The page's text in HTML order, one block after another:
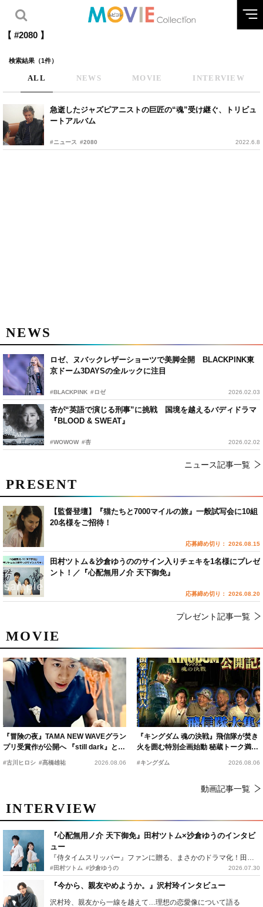
【 #2080 】
検索結果（1件）
ALL NEWS MOVIE INTERVIEW
急逝したジャズピアニストの巨匠の“魂”受け継ぐ、トリビュ
ートアルバム
#ニュース #2080 2022.6.8
NEWS
ロゼ、ヌバックレザーショーツで美脚全開 BLACKPINK東
京ドーム3DAYSの全ルックに注目
#BLACKPINK #ロゼ 2026.02.03
杏が“英語で演じる刑事”に挑戦 国境を越えるバディドラマ
『BLOOD & SWEAT』
#WOWOW #杏 2026.02.02
ニュース記事一覧
MOVIE
『冒険の夜』TAMA NEW WAVEグラン
プリ受賞作が公開へ 『still dark』と同
時上映決定
#古川ヒロシ #髙橋雄祐 2026.08.06
『キングダム 魂の決戦』飛信隊が焚き
火を囲む特別企画始動 秘蔵トーク満載
の“キングダムキャンプ”開催
#キングダム 2026.08.06
動画記事一覧
INTERVIEW
『心配無用ノ介 天下御免』田村ツトム×沙倉ゆうのインタビ
ュー
『侍タイムスリッパー』ファンに贈る、まさかのドラマ化！田村ツトム×沙倉ゆうのが語る『心配無用ノ介』撮影秘話
#田村ツトム #沙倉ゆうの 2026.07.30
『今から、親友やめようか。』沢村玲インタビュー
沢村玲、親友から一線を越えて…理想の恋愛像について語る
PRESENT
【監督登壇】『猫たちと7000マイルの旅』一般試写会に10組
20名様をご招待！
応募締め切り： 2026.08.15
田村ツトム＆沙倉ゆうののサイン入りチェキを1名様にプレゼ
ント！／『心配無用ノ介 天下御免』
応募締め切り： 2026.08.20
プレゼント記事一覧